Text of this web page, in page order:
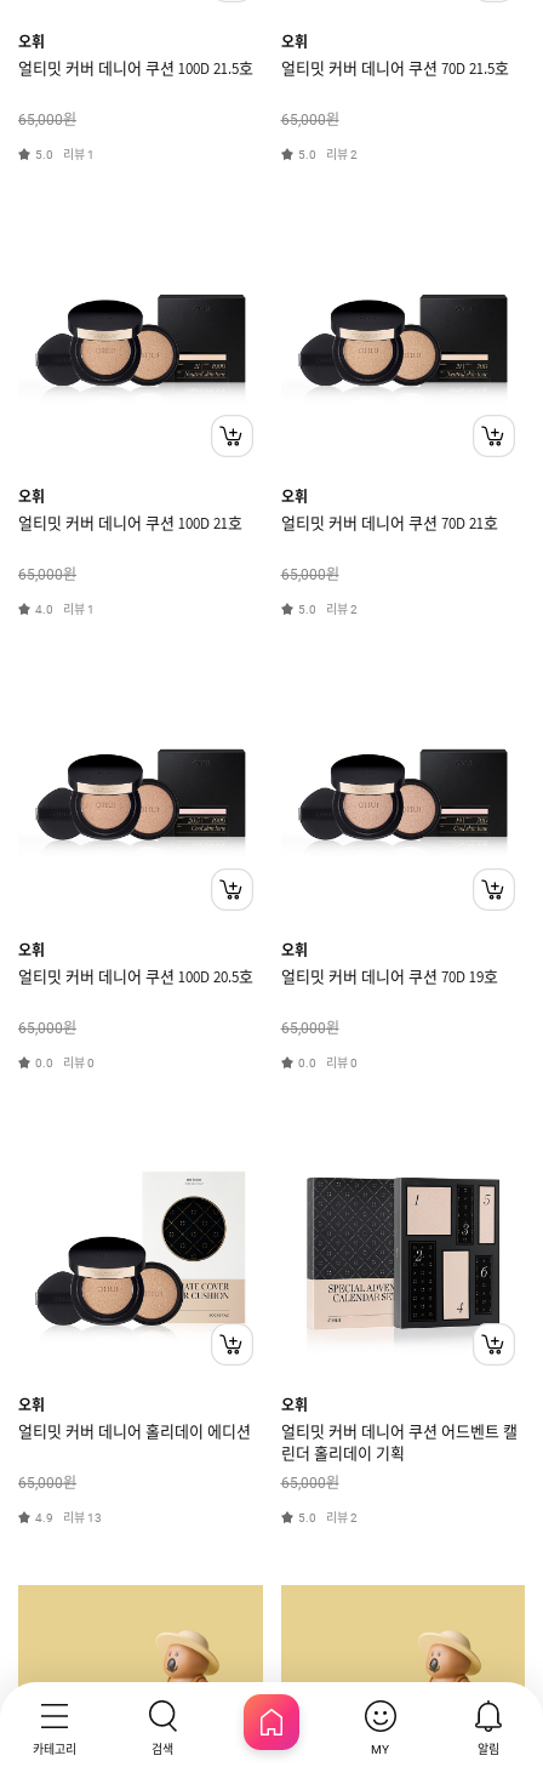
오휘
얼티밋 커버 데니어 쿠션 100D 21.5호
65,000원
5.0 리뷰 1
오휘
얼티밋 커버 데니어 쿠션 70D 21.5호
65,000원
5.0 리뷰2
오휘
얼티밋 커버 데니어 쿠션 100D 21호
65,000원
4.0 리뷰 1
오휘
얼티밋 커버 데니어 쿠션 70D 21호
65,000원
5.0 리뷰2
오휘
얼티밋 커버 데니어 쿠션 100D 20.5호
65,000원
0.0 리뷰0
오휘
얼티밋 커버 데니어 쿠션 70D 19호
65,000원
0.0 리뷰0
오휘
얼티밋 커버 데니어 홀리데이 에디션
65,000원
4.9 리뷰 13
오휘
얼티밋 커버 데니어 쿠션 어드벤트 캘
린더 홀리데이 기획
65,000원
5.0 리뷰2
카테고리 검색 HOME MY 알림